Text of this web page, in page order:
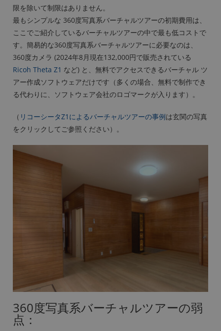
限を除いて制限はありません。
最もシンプルな 360度写真系バーチャルツアーの初期費用は、
ここでご紹介しているバーチャルツアーの中で最も低コストで
す。簡易的な360度写真系バーチャルツアーに必要なのは、
360度カメラ (2024年8月現在132,000円で販売されている
Ricoh Theta Z1 など) と、無料でアクセスできるバーチャル ツ
アー作成ソフトウェアだけです（多くの場合、無料で制作でき
る代わりに、ソフトウェア会社のロゴマークが入ります）。
（ リコーシータZ1によるバーチャルツアーの事例は玄関の写真
をクリックしてご参照ください）。
360度写真系バーチャルツアーの弱
点：